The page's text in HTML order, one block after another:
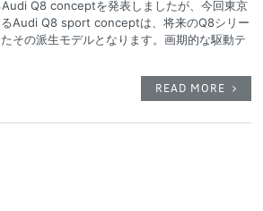
Q8 conceptを発表しましたが、今回東京
るAudi Q8 sport conceptは、将来のQ8シリー
その派生モデルとなります。画期的な駆動テ
READ MORE